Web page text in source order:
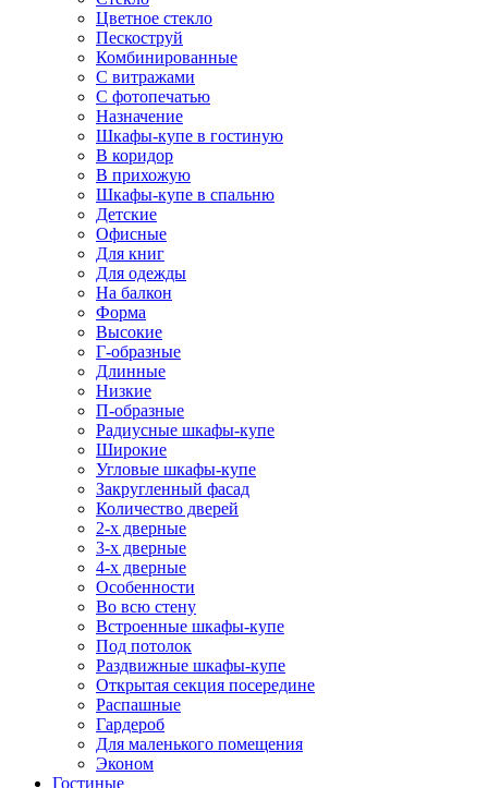
Цветное стекло
Пескоструй
Комбинированные
С витражами
С фотопечатью
Назначение
Шкафы-купе в гостиную
В коридор
В прихожую
Шкафы-купе в спальню
Детские
Офисные
Для книг
Для одежды
На балкон
Форма
Высокие
Г-образные
Длинные
Низкие
П-образные
Радиусные шкафы-купе
Широкие
Угловые шкафы-купе
Закругленный фасад
Количество дверей
2-х дверные
3-х дверные
4-х дверные
Особенности
Во всю стену
Встроенные шкафы-купе
Под потолок
Раздвижные шкафы-купе
Открытая секция посередине
Распашные
Гардероб
Для маленького помещения
Эконом
Гостиные